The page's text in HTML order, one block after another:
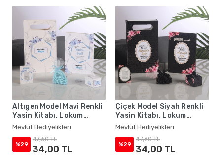
Altıgen Model Mavi Renkli
Yasin Kitabı, Lokum
Kutusu, Magnet, Karton
Çanta ve Tesbih - Mevlüt
Hediyelikleri
Mevlüt Hediyelikleri
%29
47,60 TL
34,00 TL
Çiçek Model Siyah Renkli
Yasin Kitabı, Lokum
Kutusu, Magnet, Karton
Çanta ve Tesbih - Mevlüt
Hediyelikleri
Mevlüt Hediyelikleri
%29
47,60 TL
34,00 TL